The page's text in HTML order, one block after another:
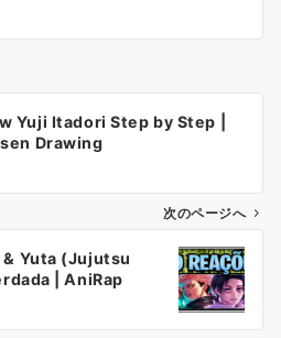
Yuji Itadori Step by Step |
Drawing
次のページへ
& Yuta (Jujutsu
| AniRap